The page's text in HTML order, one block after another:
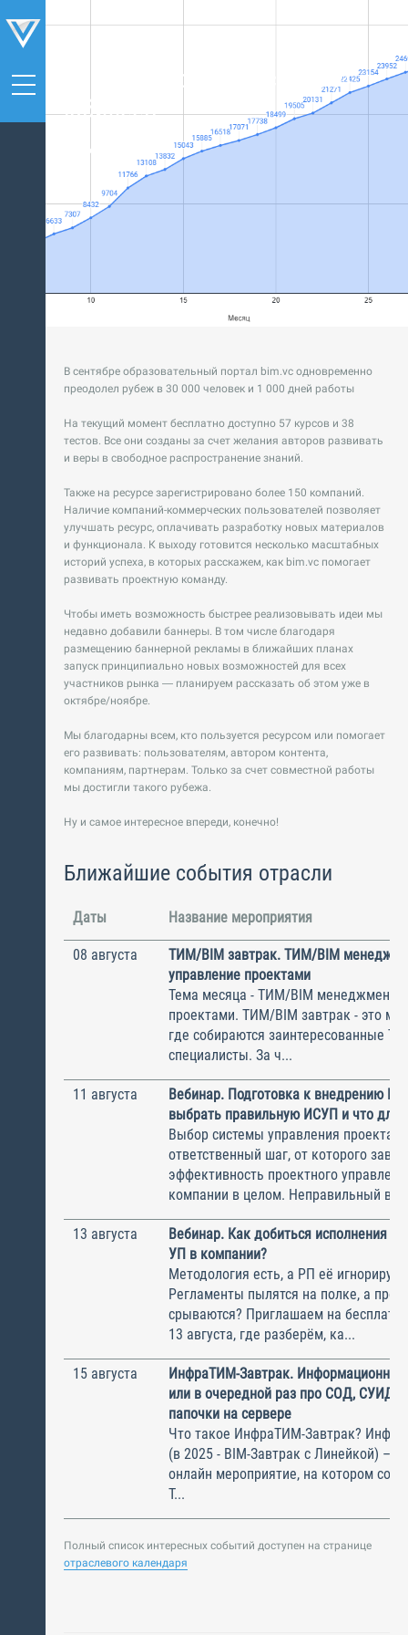
Отмечаем сразу несколько
юбилеев!
28.09.2023
В сентябре образовательный портал bim.vc одновременно
преодолел рубеж в 30 000 человек и 1 000 дней работы
На текущий момент бесплатно доступно 57 курсов и 38
тестов. Все они созданы за счет желания авторов развивать
и веры в свободное распространение знаний.
Также на ресурсе зарегистрировано более 150 компаний.
Наличие компаний-коммерческих пользователей позволяет
улучшать ресурс, оплачивать разработку новых материалов
и функционала. К выходу готовится несколько масштабных
историй успеха, в которых расскажем, как bim.vc помогает
развивать проектную команду.
Чтобы иметь возможность быстрее реализовывать идеи мы
недавно добавили баннеры. В том числе благодаря
размещению баннерной рекламы в ближайших планах
запуск принципиально новых возможностей для всех
участников рынка — планируем рассказать об этом уже в
октябре/ноябре.
Мы благодарны всем, кто пользуется ресурсом или помогает
его развивать: пользователям, автором контента,
компаниям, партнерам. Только за счет совместной работы
мы достигли такого рубежа.
Ну и самое интересное впереди, конечно!
Ближайшие события отрасли
Даты Название мероприятия
08 августа
ТИМ/BIM завтрак. ТИМ/BIM
управление проектами
Тема месяца - ТИМ/BIM менеджмент и
проектами. ТИМ/BIM завтрак - это
где собираются заинтересованные
специалисты. За ч...
11 августа
Вебинар. Подготовка к внедрению
выбрать правильную ИСУП и что для
Выбор системы управления
ответственный шаг, от которого
эффективность проектного
компании в целом. Неправильный
13 августа
Вебинар. Как добиться исполнения
УП в компании?
Методология есть, а РП её
Регламенты пылятся на полке, а
срываются? Приглашаем на
13 августа, где разберём, ка...
15 августа
ИнфраТИМ-Завтрак.
или в очередной раз про СОД, СУИД и
папочки на сервере
Что такое ИнфраТИМ-Завтрак?
(в 2025 - BIM-Завтрак с Линейкой) –
онлайн мероприятие, на котором
Т...
Полный список интересных событий доступен на странице
отраслевого календаря